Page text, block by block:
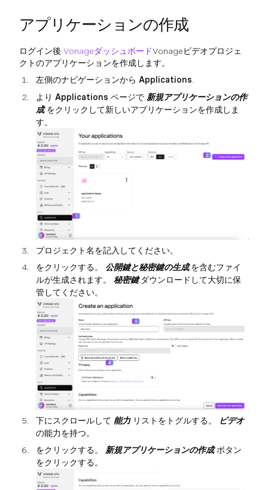
アプリケーションの作成
ログイン後 VonageダッシュボードVonageビデオプロジェ
クトのアプリケーションを作成します。
左側のナビゲーションから Applications.
より Applications ページで 新規アプリケーションの作
成をクリックして新しいアプリケーションを作成しま
す。
プロジェクト名を記入してください。
をクリックする。 公開鍵と秘密鍵の生成.を含むファイ
ルが生成されます。 秘密鍵.ダウンロードして大切に保
管してください。
下にスクロールして 能力リストをトグルする。
ビデオ
の能力を持つ。
をクリックする。 新規アプリケーションの作成ボタン
をクリックする。